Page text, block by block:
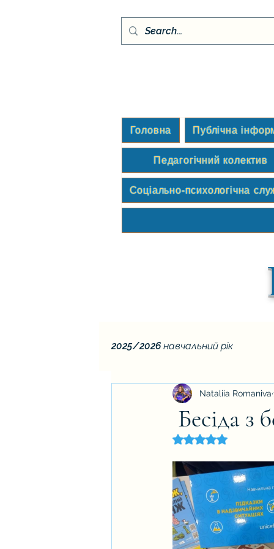
Головна Публічна
Педагогічний колектив
Соціально-психологічна
2025/2026 навчальний рік
Бесіда з
Nataliia Romaniva
Оцінка: NaN з 5